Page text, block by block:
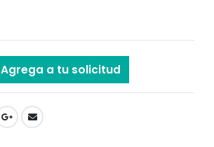
Agrega a tu solicitud